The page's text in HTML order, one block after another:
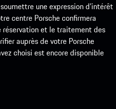
une expression d’intérêt
centre Porsche confirmera
et le traitement des
auprès de votre Porsche
choisi est encore disponible